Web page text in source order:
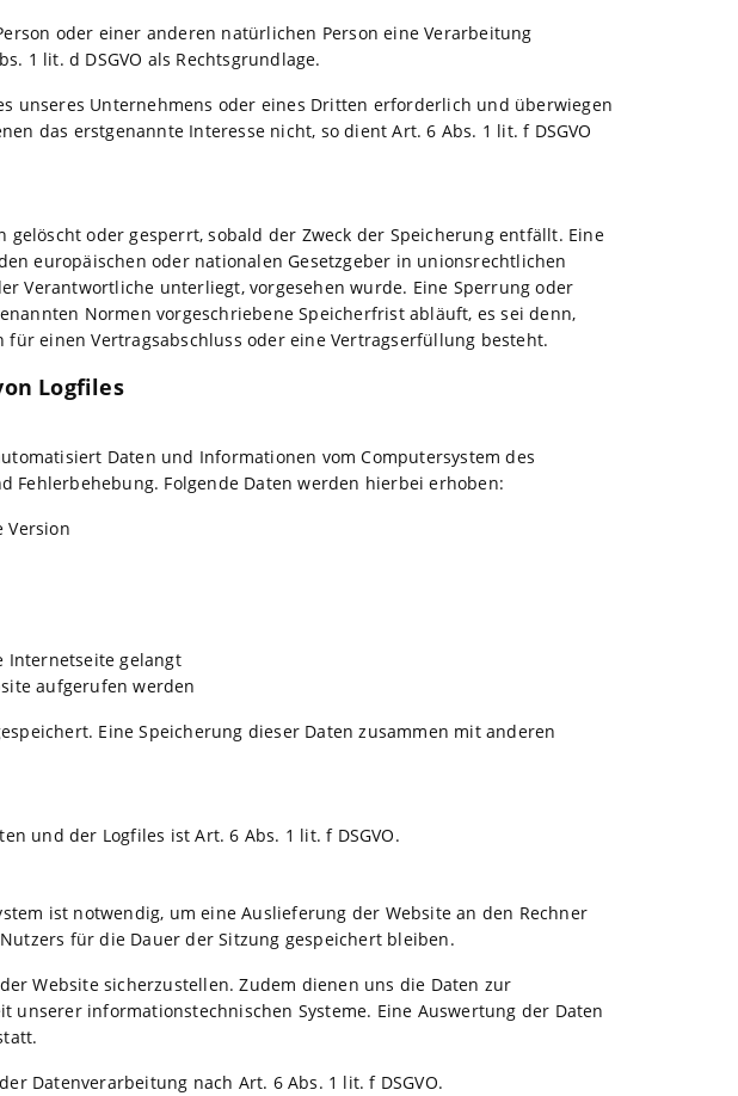
oder einer anderen natürlichen Person eine Verarbeitung
1 lit. d DSGVO als Rechtsgrundlage.
unseres Unternehmens oder eines Dritten erforderlich und überwiegen
das erstgenannte Interesse nicht, so dient Art. 6 Abs. 1 lit. f DSGVO
oder gesperrt, sobald der Zweck der Speicherung entfällt. Eine
europäischen oder nationalen Gesetzgeber in unionsrechtlichen
Verantwortliche unterliegt, vorgesehen wurde. Eine Sperrung oder
Normen vorgeschriebene Speicherfrist abläuft, es sei denn,
einen Vertragsabschluss oder eine Vertragserfüllung besteht.
Logfiles
Daten und Informationen vom Computersystem des
Fehlerbehebung. Folgende Daten werden hierbei erhoben:
Version
Internetseite gelangt
aufgerufen werden
Eine Speicherung dieser Daten zusammen mit anderen
und der Logfiles ist Art. 6 Abs. 1 lit. f DSGVO.
ist notwendig, um eine Auslieferung der Website an den Rechner
für die Dauer der Sitzung gespeichert bleiben.
Website sicherzustellen. Zudem dienen uns die Daten zur
informationstechnischen Systeme. Eine Auswertung der Daten
Datenverarbeitung nach Art. 6 Abs. 1 lit. f DSGVO.